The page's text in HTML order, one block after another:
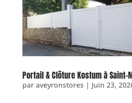
Portail & Clôture Kostum à Saint-
par aveyronstores | Juin 23,